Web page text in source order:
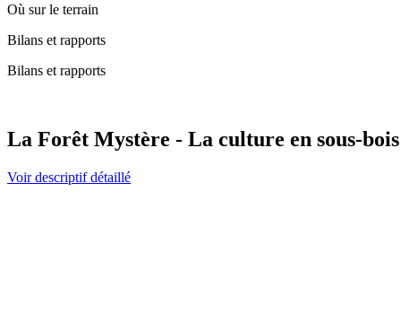
Où sur le terrain
Bilans et rapports
Bilans et rapports
La Forêt Mystère - La culture en sous-
Voir descriptif détaillé